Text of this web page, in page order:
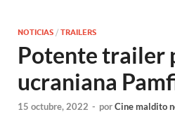
NOTICIAS / TRAILERS
Potente trailer
ucraniana
15 octubre, 2022 - porCine maldito